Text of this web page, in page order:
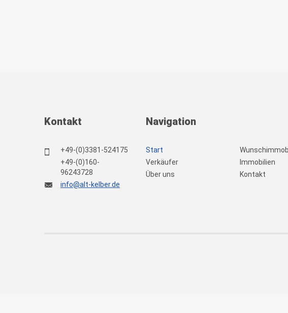
Kontakt
+49-(0)3381-524175
+49-(0)160-
96243728
info@alt-kelber.de
Navigation
Start
Verkäufer
Immobilien
Über uns
Kontakt